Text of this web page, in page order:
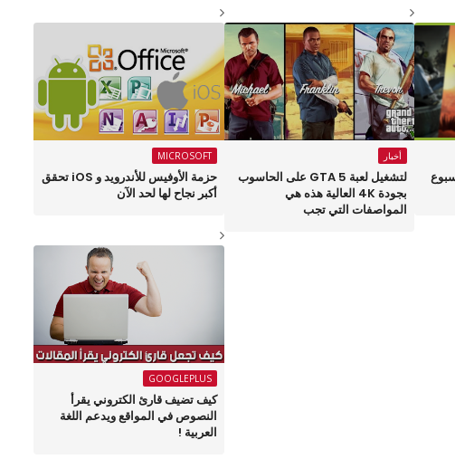
أخبار
لتشغيل لعبة GTA 5 على الحاسوب
بجودة 4K العالية هذه هي
المواصفات التي تجب
MICROSOFT
حزمة الأوفيس للأندرويد و iOS تحقق
أكبر نجاح لها لحد الآن
GOOGLEPLUS
كيف تضيف قارئ الكتروني يقرأ
النصوص في المواقع ويدعم اللغة
العربية !